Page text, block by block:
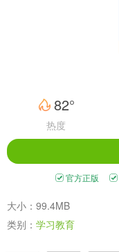
82°
热度
官方正版
大小：99.4MB
类别： 学习教育